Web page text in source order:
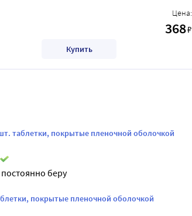
Цена:
368₽
Купить
таблетки, покрытые пленочной оболочкой
беру
покрытые пленочной оболочкой